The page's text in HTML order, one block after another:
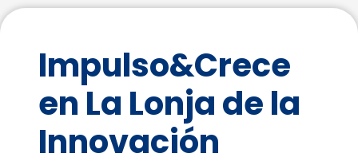
Impulso&Crece
en La Lonja de la
Innovación